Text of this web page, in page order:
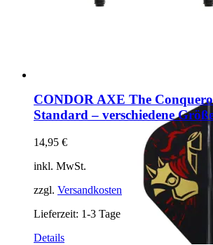
CONDOR AXE The
Standard – verschiedene
14,95 €
inkl. MwSt.
zzgl. Versandkosten
Lieferzeit: 1-3 Tage
Dieses
Details